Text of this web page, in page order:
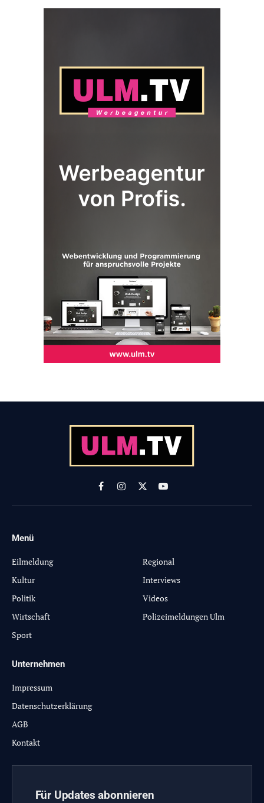
FacebookInstagram
X
(Twitter)
YouTube
Menü
Eilmeldung
Kultur
Politik
Wirtschaft
Sport
Regional
Interviews
Videos
Polizeimeldungen Ulm
Unternehmen
Impressum
Datenschutzerklärung
AGB
Kontakt
Für Updates abonnieren